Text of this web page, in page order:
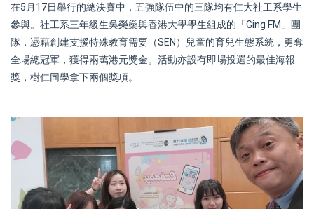
在5月17日舉行的總決賽中，五強隊伍中的三隊均有仁大社工系學生
參與。社工系三年級生吳榮燊與香港大學學生組成的「Ging FM」團
隊，憑藉創建支援特殊教育需要（SEN）兒童的育兒生態系統，勇奪
全場總冠軍，獲得兩萬港元獎金。活動亦設有即場投選的最佳海報
獎，樹仁同學拿下兩個獎項。